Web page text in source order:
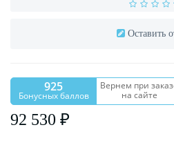
Оставить
925
Бонусных баллов
Вернем при
на сайте
92 530 ₽